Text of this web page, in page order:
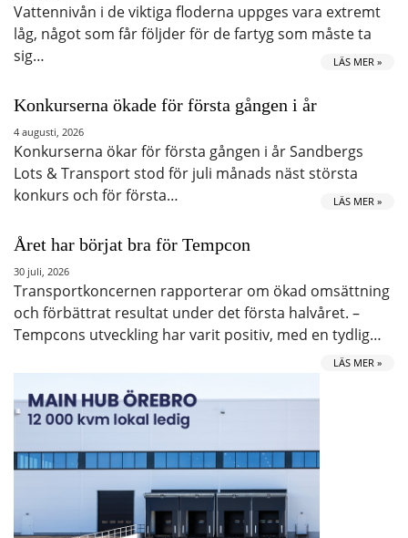
Vattennivån i de viktiga floderna uppges vara extremt
låg, något som får följder för de fartyg som måste ta
sig…
LÄS MER »
Konkurserna ökade för första gången i år
4 augusti, 2026
Konkurserna ökar för första gången i år Sandbergs
Lots & Transport stod för juli månads näst största
konkurs och för första…
LÄS MER »
Året har börjat bra för Tempcon
30 juli, 2026
Transportkoncernen rapporterar om ökad omsättning
och förbättrat resultat under det första halvåret. –
Tempcons utveckling har varit positiv, med en tydlig…
LÄS MER »